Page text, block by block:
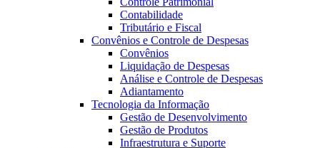
Contabilidade
Tributário e Fiscal
Convênios e Controle de Despesas
Convênios
Liquidação de Despesas
Análise e Controle de Despesas
Adiantamento
Tecnologia da Informação
Gestão de Desenvolvimento
Gestão de Produtos
Infraestrutura e Suporte